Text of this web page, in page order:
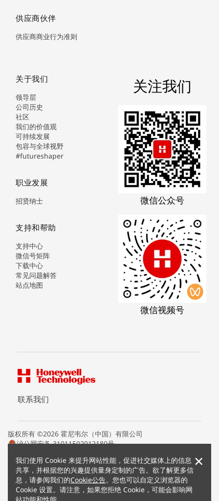
我们使用 Cookie 来提升网站性能，促进社交媒体上的信息
共享，并根据您的兴趣提供量身定制的广告。欲了解更多信
息，请参阅我们的Cookie公告。您也可以自定义浏览器的
Cookie 设置。请注意，如果您拒绝 Cookie，可能会影响网
×
供应商伙伴
供应商商业行为准则
关于我们
领导层
公司历史
社区
我们的价值观
可持续发展
包容与全球视野
#futureshaper
职业发展
招贤纳士
支持和帮助
支持中心
微信号矩阵
下载中心
常见问题解答
站点地图
关注我们
微信公众号
微信视频号
联系我们
版权所有 ©2026 霍尼韦尔（中国）有限公司
沪公网安备 31011502012180号
条款条约
隐私声明
您的隐私选项
霍尼韦尔科技Cookie通知